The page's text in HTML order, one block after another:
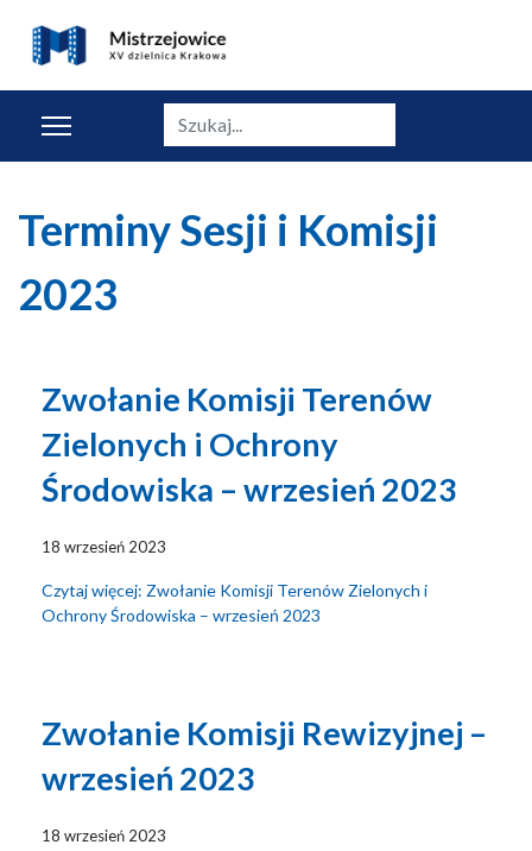
Szukaj
Terminy Sesji i Komisji
2023
Zwołanie Komisji Terenów
Zielonych i Ochrony
Środowiska – wrzesień 2023
18 wrzesień 2023
Czytaj więcej: Zwołanie Komisji Terenów Zielonych i
Ochrony Środowiska – wrzesień 2023
Zwołanie Komisji Rewizyjnej –
wrzesień 2023
18 wrzesień 2023